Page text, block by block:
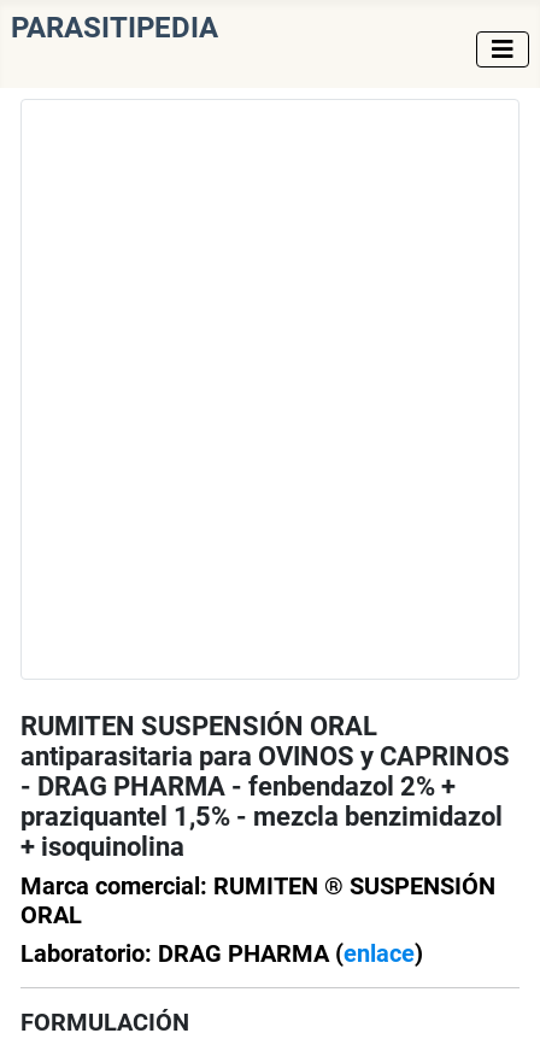
PARASITIPEDIA
RUMITEN SUSPENSIÓN ORAL
antiparasitaria para OVINOS y CAPRINOS
- DRAG PHARMA - fenbendazol 2% +
praziquantel 1,5% - mezcla benzimidazol
+ isoquinolina
Marca comercial: RUMITEN ® SUSPENSIÓN
ORAL
Laboratorio: DRAG PHARMA (enlace)
FORMULACIÓN